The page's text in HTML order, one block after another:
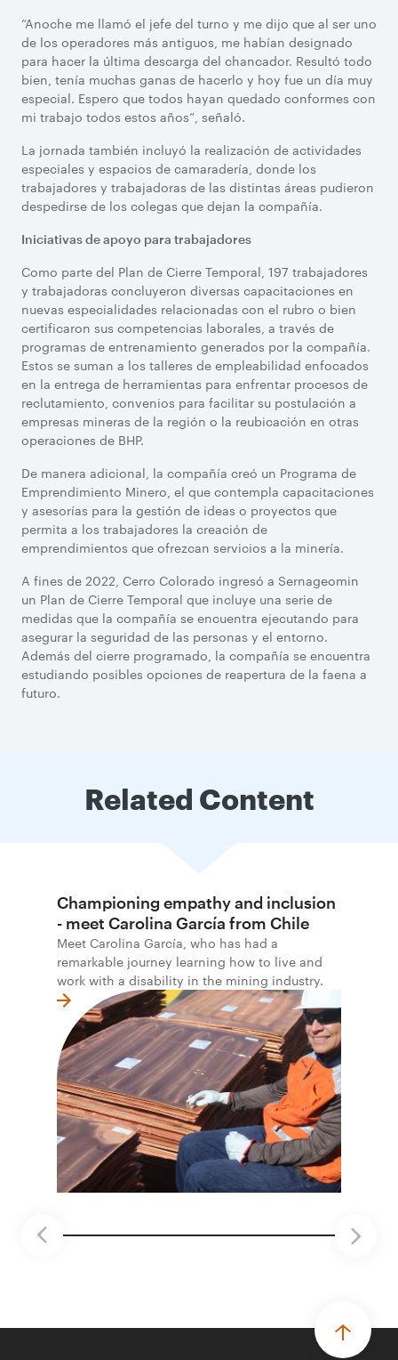
“Anoche me llamó el jefe del turno y me dijo que al ser uno
de los operadores más antiguos, me habían designado
para hacer la última descarga del chancador. Resultó todo
bien, tenía muchas ganas de hacerlo y hoy fue un día muy
especial. Espero que todos hayan quedado conformes con
mi trabajo todos estos años”, señaló.
La jornada también incluyó la realización de actividades
especiales y espacios de camaradería, donde los
trabajadores y trabajadoras de las distintas áreas pudieron
despedirse de los colegas que dejan la compañía.
Iniciativas de apoyo para trabajadores
Como parte del Plan de Cierre Temporal, 197 trabajadores
y trabajadoras concluyeron diversas capacitaciones en
nuevas especialidades relacionadas con el rubro o bien
certificaron sus competencias laborales, a través de
programas de entrenamiento generados por la compañía.
Estos se suman a los talleres de empleabilidad enfocados
en la entrega de herramientas para enfrentar procesos de
reclutamiento, convenios para facilitar su postulación a
empresas mineras de la región o la reubicación en otras
operaciones de BHP.
De manera adicional, la compañía creó un Programa de
Emprendimiento Minero, el que contempla capacitaciones
y asesorías para la gestión de ideas o proyectos que
permita a los trabajadores la creación de
emprendimientos que ofrezcan servicios a la minería.
A fines de 2022, Cerro Colorado ingresó a Sernageomin
un Plan de Cierre Temporal que incluye una serie de
medidas que la compañía se encuentra ejecutando para
asegurar la seguridad de las personas y el entorno.
Además del cierre programado, la compañía se encuentra
estudiando posibles opciones de reapertura de la faena a
futuro.
Related Content
Championing empathy and inclusion
- meet Carolina García from Chile
Meet Carolina García, who has had a
remarkable journey learning how to live and
work with a disability in the mining industry.